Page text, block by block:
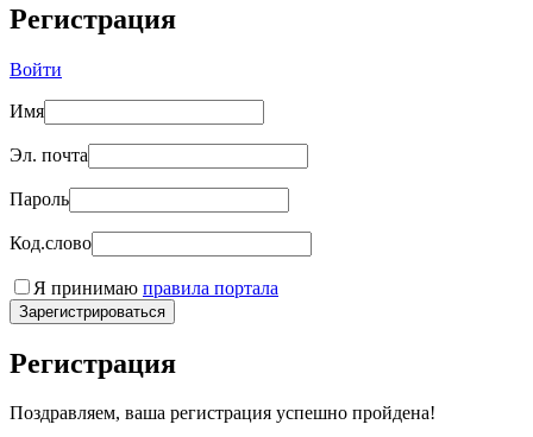
Регистрация
Войти
Имя
Эл. почта
Пароль
Код.слово
Я принимаю правила портала
Зарегистрироваться
Регистрация
Поздравляем, ваша регистрация успешно пройдена!